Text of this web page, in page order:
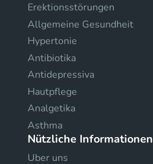
Erektionsstörungen
Allgemeine Gesundheit
Hypertonie
Antibiotika
Antidepressiva
Hautpflege
Analgetika
Asthma
Nützliche Informationen
Uber uns